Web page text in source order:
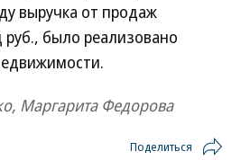
выручка от продаж
руб., было реализовано
Маргарита Федорова
Поделиться